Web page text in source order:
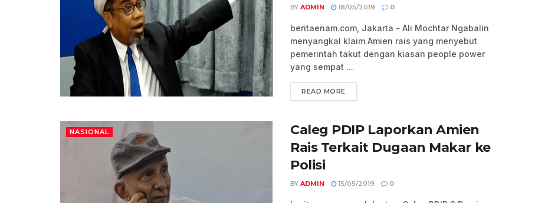
BY ADMIN 18/05/2019 0
beritaenam.com, Jakarta - Ali Mochtar Ngabalin
menyangkal klaim Amien rais yang menyebut
pemerintah takut dengan kiasan people power
yang sempat ...
READ MORE
NASIONAL
Caleg PDIP Laporkan Amien
Rais Terkait Dugaan Makar ke
Polisi
BY ADMIN 15/05/2019 0